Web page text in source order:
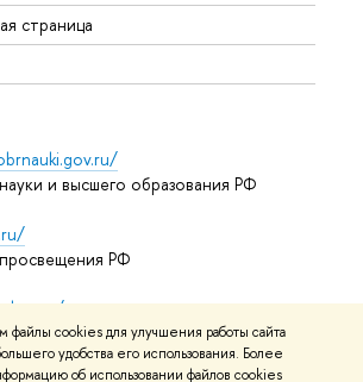
файлы cookies для улучшения работы сайта
удобства его использования. Более
об использовании файлов cookies
страница
и высшего образования РФ
РФ
mooc
онлайн-курсы